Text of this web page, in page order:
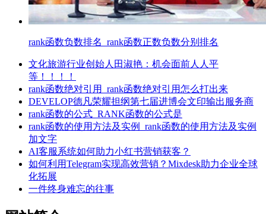
rank函数负数排名_rank函数正数负数分别排名
文化旅游行业创始人田淑艳：机会面前人人平
等！！！！
rank函数绝对引用_rank函数绝对引用怎么打出来
DEVELOP德凡荣耀担纲第七届进博会文印输出服务商
rank函数的公式_RANK函数的公式是
rank函数的使用方法及实例_rank函数的使用方法及实例
加文字
AI客服系统如何助力小红书营销获客？
如何利用Telegram实现高效营销？Mixdesk助力企业全球
化拓展
一件终身难忘的往事